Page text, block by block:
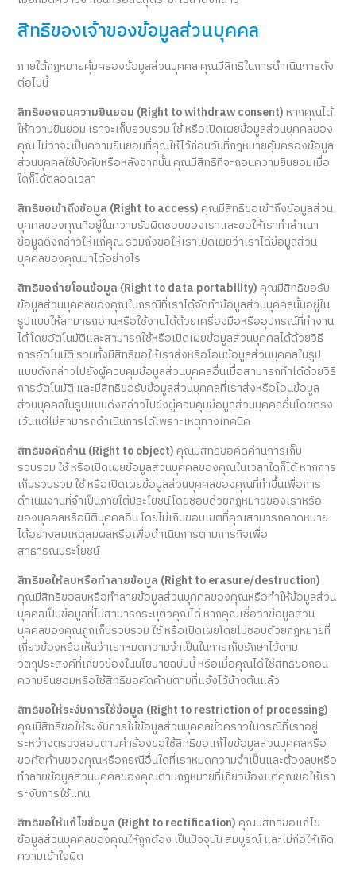
สิทธิของเจ้าของข้อมูลส่วนบุคคล
ภายใต้กฎหมายคุ้มครองข้อมูลส่วนบุคคล คุณมีสิทธิในการดำเนินการดัง
ต่อไปนี้
สิทธิขอถอนความยินยอม (Right to withdraw consent) หากคุณได้
ให้ความยินยอม เราจะเก็บรวบรวม ใช้ หรือเปิดเผยข้อมูลส่วนบุคคลของ
คุณ ไม่ว่าจะเป็นความยินยอมที่คุณให้ไว้ก่อนวันที่กฎหมายคุ้มครองข้อมูล
ส่วนบุคคลใช้บังคับหรือหลังจากนั้น คุณมีสิทธิที่จะถอนความยินยอมเมื่อ
ใดก็ได้ตลอดเวลา
สิทธิขอเข้าถึงข้อมูล (Right to access) คุณมีสิทธิขอเข้าถึงข้อมูลส่วน
บุคคลของคุณที่อยู่ในความรับผิดชอบของเราและขอให้เราทำสำเนา
ข้อมูลดังกล่าวให้แก่คุณ รวมถึงขอให้เราเปิดเผยว่าเราได้ข้อมูลส่วน
บุคคลของคุณมาได้อย่างไร
สิทธิขอถ่ายโอนข้อมูล (Right to data portability) คุณมีสิทธิขอรับ
ข้อมูลส่วนบุคคลของคุณในกรณีที่เราได้จัดทำข้อมูลส่วนบุคคลนั้นอยู่ใน
รูปแบบให้สามารถอ่านหรือใช้งานได้ด้วยเครื่องมือหรืออุปกรณ์ที่ทำงาน
ได้โดยอัตโนมัติและสามารถใช้หรือเปิดเผยข้อมูลส่วนบุคคลได้ด้วยวิธี
การอัตโนมัติ รวมทั้งมีสิทธิขอให้เราส่งหรือโอนข้อมูลส่วนบุคคลในรูป
แบบดังกล่าวไปยังผู้ควบคุมข้อมูลส่วนบุคคลอื่นเมื่อสามารถทำได้ด้วยวิธี
การอัตโนมัติ และมีสิทธิขอรับข้อมูลส่วนบุคคลที่เราส่งหรือโอนข้อมูล
ส่วนบุคคลในรูปแบบดังกล่าวไปยังผู้ควบคุมข้อมูลส่วนบุคคลอื่นโดยตรง
เว้นแต่ไม่สามารถดำเนินการได้เพราะเหตุทางเทคนิค
สิทธิขอคัดค้าน (Right to object) คุณมีสิทธิขอคัดค้านการเก็บ
รวบรวม ใช้ หรือเปิดเผยข้อมูลส่วนบุคคลของคุณในเวลาใดก็ได้ หากการ
เก็บรวบรวม ใช้ หรือเปิดเผยข้อมูลส่วนบุคคลของคุณที่ทำขึ้นเพื่อการ
ดำเนินงานที่จำเป็นภายใต้ประโยชน์โดยชอบด้วยกฎหมายของเราหรือ
ของบุคคลหรือนิติบุคคลอื่น โดยไม่เกินขอบเขตที่คุณสามารถคาดหมาย
ได้อย่างสมเหตุสมผลหรือเพื่อดำเนินการตามภารกิจเพื่อ
สาธารณประโยชน์
สิทธิขอให้ลบหรือทำลายข้อมูล (Right to erasure/destruction)
คุณมีสิทธิขอลบหรือทำลายข้อมูลส่วนบุคคลของคุณหรือทำให้ข้อมูลส่วน
บุคคลเป็นข้อมูลที่ไม่สามารถระบุตัวคุณได้ หากคุณเชื่อว่าข้อมูลส่วน
บุคคลของคุณถูกเก็บรวบรวม ใช้ หรือเปิดเผยโดยไม่ชอบด้วยกฎหมายที่
เกี่ยวข้องหรือเห็นว่าเราหมดความจำเป็นในการเก็บรักษาไว้ตาม
วัตถุประสงค์ที่เกี่ยวข้องในนโยบายฉบับนี้ หรือเมื่อคุณได้ใช้สิทธิขอถอน
ความยินยอมหรือใช้สิทธิขอคัดค้านตามที่แจ้งไว้ข้างต้นแล้ว
สิทธิขอให้ระงับการใช้ข้อมูล (Right to restriction of processing)
คุณมีสิทธิขอให้ระงับการใช้ข้อมูลส่วนบุคคลชั่วคราวในกรณีที่เราอยู่
ระหว่างตรวจสอบตามคำร้องขอใช้สิทธิขอแก้ไขข้อมูลส่วนบุคคลหรือ
ขอคัดค้านของคุณหรือกรณีอื่นใดที่เราหมดความจำเป็นและต้องลบหรือ
ทำลายข้อมูลส่วนบุคคลของคุณตามกฎหมายที่เกี่ยวข้องแต่คุณขอให้เรา
ระงับการใช้แทน
สิทธิขอให้แก้ไขข้อมูล (Right to rectification) คุณมีสิทธิขอแก้ไข
ข้อมูลส่วนบุคคลของคุณให้ถูกต้อง เป็นปัจจุบัน สมบูรณ์ และไม่ก่อให้เกิด
ความเข้าใจผิด